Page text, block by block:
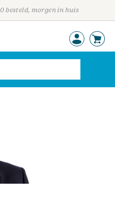
besteld, morgen in huis